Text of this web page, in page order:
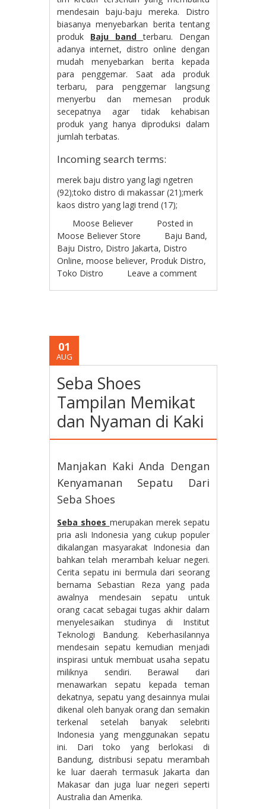
mendesain baju-baju mereka. Distro
biasanya menyebarkan berita tentang
produk Baju bandterbaru. Dengan
adanya internet, distro online dengan
mudah menyebarkan berita kepada
para penggemar. Saat ada produk
terbaru, para penggemar langsung
menyerbu dan memesan produk
secepatnya agar tidak kehabisan
produk yang hanya diproduksi dalam
jumlah terbatas.
Incoming search terms:
merek baju distro yang lagi ngetren
(92);toko distro di makassar (21);merk
kaos distro yang lagi trend (17);
Moose Believer
Posted in
Moose Believer Store
Baju Band,
Baju Distro, Distro Jakarta, Distro
Online,moose believer, Produk Distro,
Toko Distro
Leave a comment
01
AUG
Seba Shoes
Tampilan Memikat
dan Nyaman di Kaki
Manjakan Kaki Anda Dengan
Kenyamanan Sepatu Dari
Seba Shoes
Seba shoes merupakan merek sepatu
pria asli Indonesia yang cukup populer
dikalangan masyarakat Indonesia dan
bahkan telah merambah keluar negeri.
Cerita sepatu ini bermula dari seorang
bernama Sebastian Reza yang pada
awalnya mendesain sepatu untuk
orang cacat sebagai tugas akhir dalam
menyelesaikan studinya di Institut
Teknologi Bandung. Keberhasilannya
mendesain sepatu kemudian menjadi
inspirasi untuk membuat usaha sepatu
miliknya sendiri. Berawal dari
menawarkan sepatu kepada teman
dekatnya, sepatu yang desainnya mulai
dikenal oleh banyak orang dan semakin
terkenal setelah banyak selebriti
Indonesia yang menggunakan sepatu
ini. Dari toko yang berlokasi di
Bandung, distribusi sepatu merambah
ke luar daerah termasuk Jakarta dan
Makasar dan juga luar negeri seperti
Australia dan Amerika.